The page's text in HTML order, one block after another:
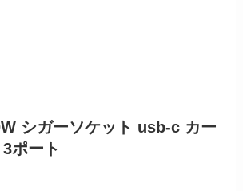
シガーソケット usb-c カー
ポート